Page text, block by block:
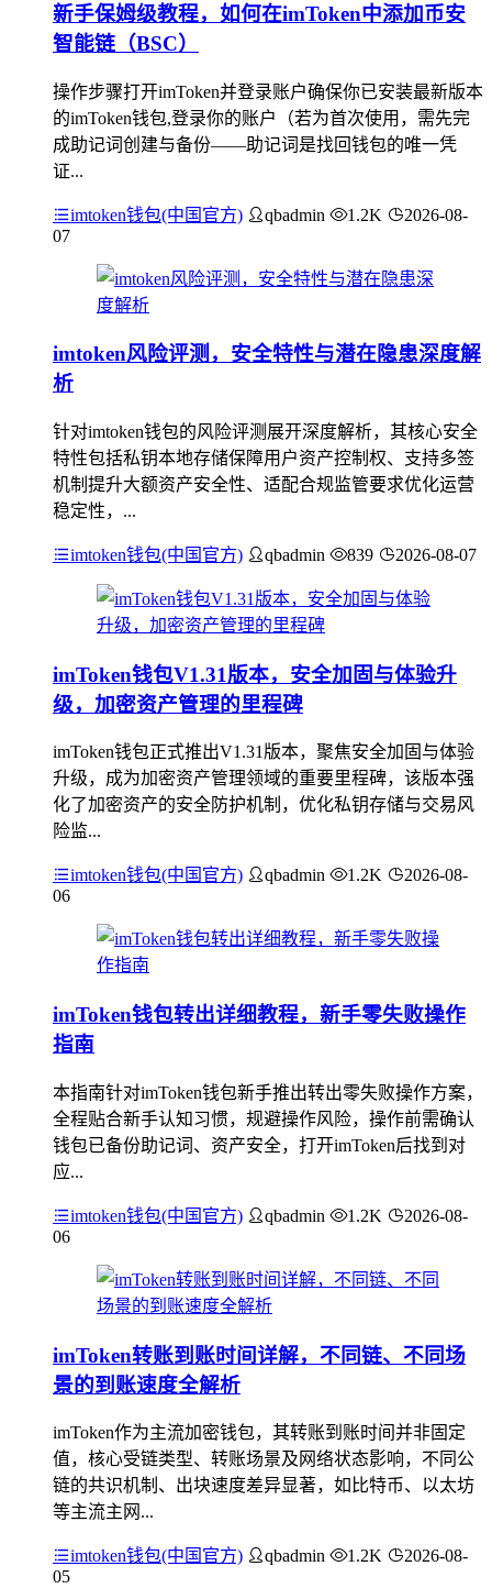
新手保姆级教程，如何在imToken中添加币安
智能链（BSC）
操作步骤打开imToken并登录账户确保你已安装最新版本
的imToken钱包,登录你的账户（若为首次使用，需先完
成助记词创建与备份——助记词是找回钱包的唯一凭
证...
imtoken钱包(中国官方) qbadmin 1.2K
2026-08-
07
imtoken风险评测，安全特性与潜在隐患深度解
析
针对imtoken钱包的风险评测展开深度解析，其核心安全
特性包括私钥本地存储保障用户资产控制权、支持多签
机制提升大额资产安全性、适配合规监管要求优化运营
稳定性，...
imtoken钱包(中国官方) qbadmin 839 2026-08-07
imToken钱包V1.31版本，安全加固与体验升
级，加密资产管理的里程碑
imToken钱包正式推出V1.31版本，聚焦安全加固与体验
升级，成为加密资产管理领域的重要里程碑，该版本强
化了加密资产的安全防护机制，优化私钥存储与交易风
险监...
imtoken钱包(中国官方) qbadmin 1.2K
2026-08-
06
imToken钱包转出详细教程，新手零失败操作
指南
本指南针对imToken钱包新手推出转出零失败操作方案，
全程贴合新手认知习惯，规避操作风险，操作前需确认
钱包已备份助记词、资产安全，打开imToken后找到对
应...
imtoken钱包(中国官方) qbadmin 1.2K
2026-08-
06
imToken转账到账时间详解，不同链、不同场
景的到账速度全解析
imToken作为主流加密钱包，其转账到账时间并非固定
值，核心受链类型、转账场景及网络状态影响，不同公
链的共识机制、出块速度差异显著，如比特币、以太坊
等主流主网...
imtoken钱包(中国官方) qbadmin 1.2K
2026-08-
05